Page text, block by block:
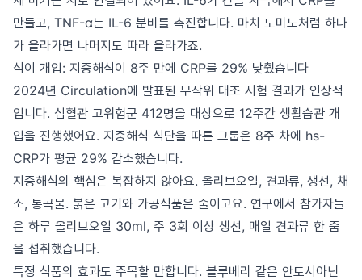
만들고, TNF-α는 IL-6 분비를 촉진합니다. 마치 도미노처럼 하나
가 올라가면 나머지도 따라 올라가죠.
식이 개입: 지중해식이 8주 만에 CRP를 29% 낮췄습니다
2024년 Circulation에 발표된 무작위 대조 시험 결과가 인상적
입니다. 심혈관 고위험군 412명을 대상으로 12주간 생활습관 개
입을 진행했어요. 지중해식 식단을 따른 그룹은 8주 차에 hs-
CRP가 평균 29% 감소했습니다.
지중해식의 핵심은 복잡하지 않아요. 올리브오일, 견과류, 생선, 채
소, 통곡물. 붉은 고기와 가공식품은 줄이고요. 연구에서 참가자들
은 하루 올리브오일 30ml, 주 3회 이상 생선, 매일 견과류 한 줌
을 섭취했습니다.
특정 식품의 효과도 주목할 만합니다. 블루베리 같은 안토시아닌